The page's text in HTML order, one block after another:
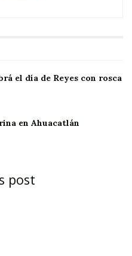
lugares.
presente
el día de Reyes con rosca
en Ahuacatlán
post